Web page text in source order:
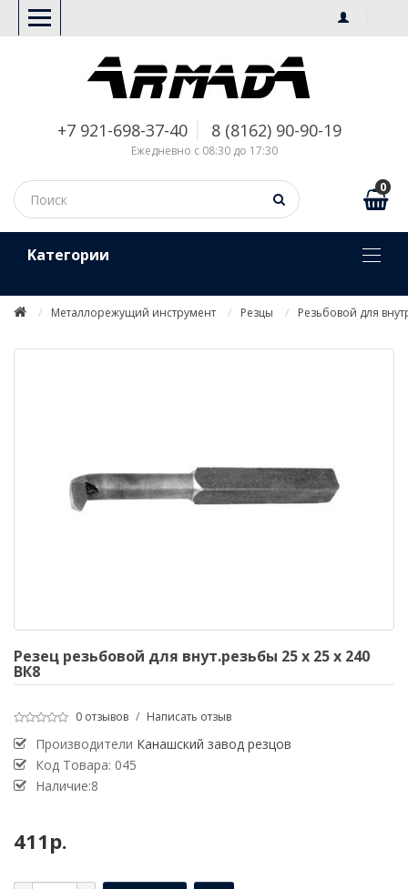
+7 921-698-37-40 8 (8162) 90-90-19
Ежедневно с 08:30 до 17:30
0
Kатегории
Металлорежущий инструмент Резцы Резьбовой для
Резец резьбовой для внут.резьбы 25 х 25 х 240
ВК8
0 отзывов / Написать отзыв
Производители Канашский завод резцов
Код Товара: 045
Наличие:8
411р.